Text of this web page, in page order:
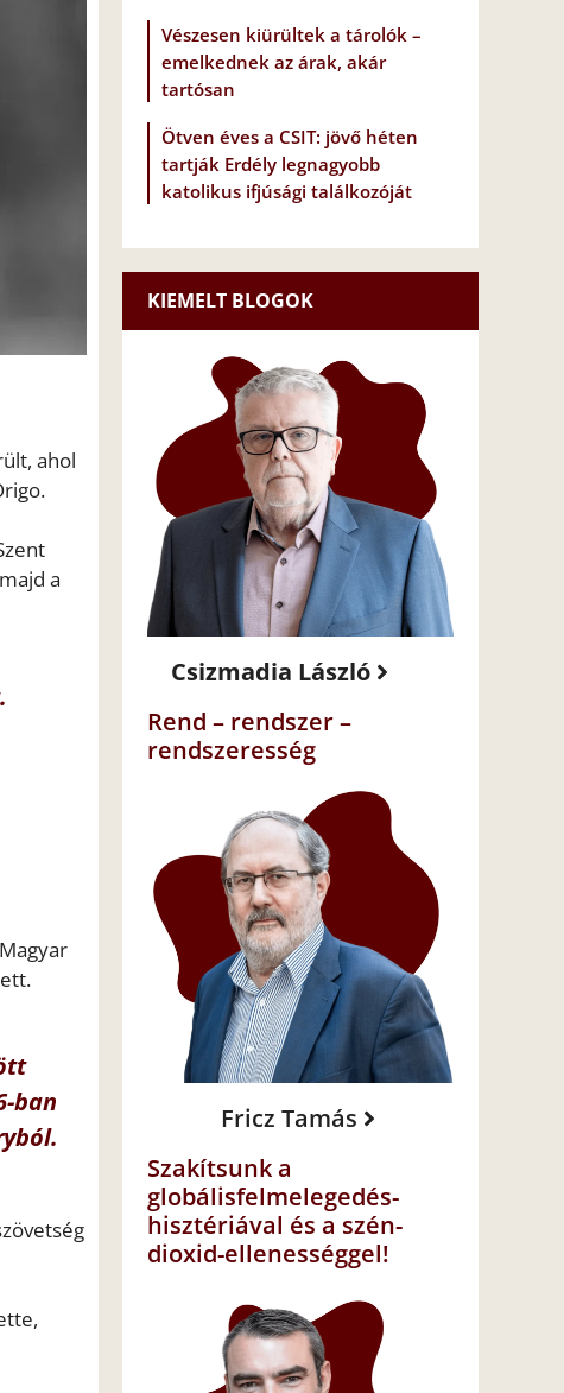
ahol
a
ban
Vészesen kiürültek a tárolók –
emelkednek az árak, akár
tartósan
Ötven éves a CSIT: jövő héten
tartják Erdély legnagyobb
katolikus ifjúsági találkozóját
KIEMELT BLOGOK
Csizmadia László
Rend – rendszer –
rendszeresség
Fricz Tamás
Szakítsunk a
globálisfelmelegedés-
hisztériával és a szén-
dioxid-ellenességgel!